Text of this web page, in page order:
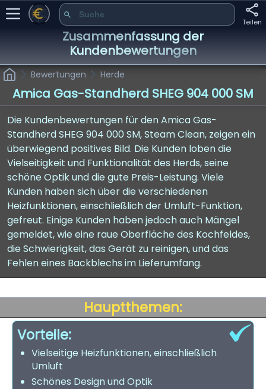
Teilen
Zusammenfassung der
Kundenbewertungen
Bewertungen Herde
Amica Gas-Standherd SHEG 904 000 SM
Die Kundenbewertungen für den Amica Gas-
Standherd SHEG 904 000 SM, Steam Clean, zeigen ein
überwiegend positives Bild. Die Kunden loben die
Vielseitigkeit und Funktionalität des Herds, seine
schöne Optik und die gute Preis-Leistung. Viele
Kunden haben sich über die verschiedenen
Heizfunktionen, einschließlich der Umluft-Funktion,
gefreut. Einige Kunden haben jedoch auch Mängel
gemeldet, wie eine raue Oberfläche des Kochfeldes,
die Schwierigkeit, das Gerät zu reinigen, und das
Fehlen eines Backblechs im Lieferumfang.
Hauptthemen:
Vorteile:
Vielseitige Heizfunktionen, einschließlich
Umluft
Schönes Design und Optik